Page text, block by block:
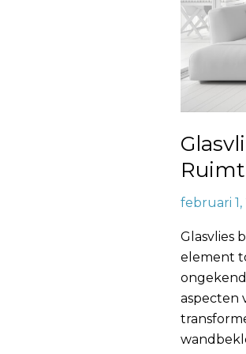
februari 1,
Glasvlies
element
aspecten